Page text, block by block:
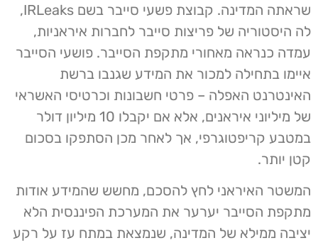
שראתה המדינה. קבוצת פשעי סייבר בשם IRLeaks,
לה היסטוריה של פריצות סייבר לחברות איראניות,
עמדה כנראה מאחורי מתקפת הסייבר. פושעי הסייבר
איימו בתחילה למכור את המידע שגנבו ברשת
האינטרנט האפלה – פרטי חשבונות וכרטיסי האשראי
של מיליוני איראנים, אלא אם יקבלו 10 מיליון דולר
במטבע קריפטוגרפי, אך לאחר מכן הסתפקו בסכום
קטן יותר.
המשטר האיראני לחץ להסכם, מחשש שהמידע אודות
מתקפת הסייבר יערער את המערכת הפיננסית הלא
יציבה ממילא של המדינה, שנמצאת במתח עז על רקע